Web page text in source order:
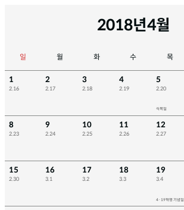
2018년4월
일 월 화 수 목
1
2.16
2
2.17
3
2.18
4
2.19
5
2.20
식목일
8
2.23
9
2.24
10
2.25
11
2.26
12
2.27
15
2.30
16
3.1
17
3.2
18
3.3
19
3.4
4·19혁명 기념일